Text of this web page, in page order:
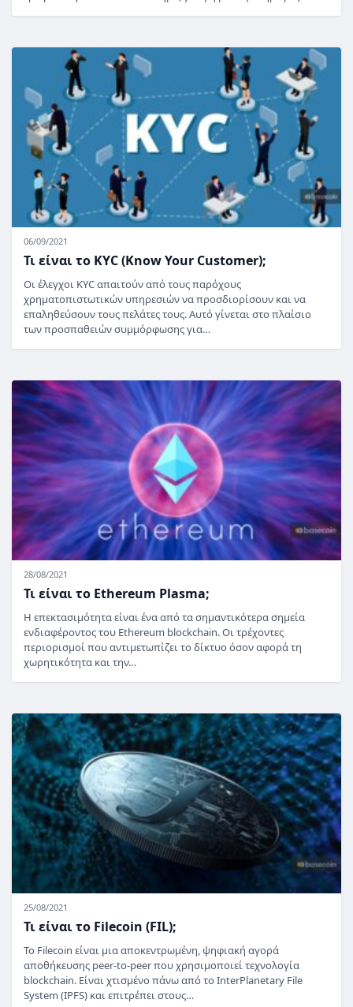
06/09/2021
Τι είναι το KYC (Know Your Customer);
Οι έλεγχοι KYC απαιτούν από τους παρόχους
χρηματοπιστωτικών υπηρεσιών να προσδιορίσουν και να
επαληθεύσουν τους πελάτες τους. Αυτό γίνεται στο πλαίσιο
των προσπαθειών συμμόρφωσης για…
28/08/2021
Τι είναι το Ethereum Plasma;
Η επεκτασιμότητα είναι ένα από τα σημαντικότερα σημεία
ενδιαφέροντος του Ethereum blockchain. Οι τρέχοντες
περιορισμοί που αντιμετωπίζει το δίκτυο όσον αφορά τη
χωρητικότητα και την…
25/08/2021
Τι είναι το Filecoin (FIL);
Το Filecoin είναι μια αποκεντρωμένη, ψηφιακή αγορά
αποθήκευσης peer-to-peer που χρησιμοποιεί τεχνολογία
blockchain. Είναι χτισμένο πάνω από το InterPlanetary File
System (IPFS) και επιτρέπει στους…